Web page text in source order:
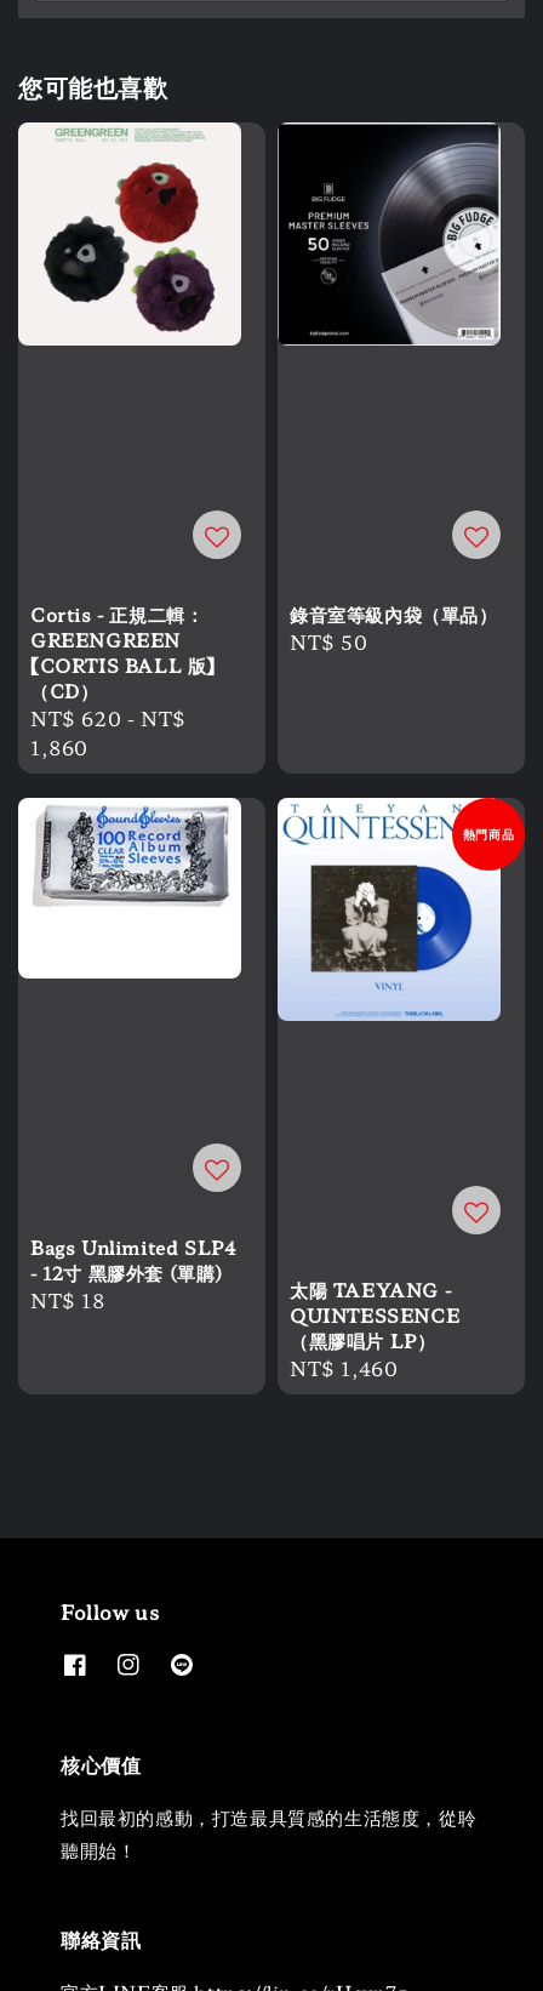
您可能也喜歡
Cortis - 正規二輯：
GREENGREEN
【CORTIS BALL 版】
（CD）
Regular
price
NT$ 620 -NT$
1,860
錄音室等級內袋（單品）
Regular
NT$ 50
Bags Unlimited SLP4
- 12寸 黑膠外套 (單購)
Regular
NT$ 18
熱門商品
太陽 TAEYANG -
QUINTESSENCE
（黑膠唱片 LP）
Regular
price
NT$ 1,460
Follow us
核心價值
找回最初的感動，打造最具質感的生活態度，從聆
聽開始！
聯絡資訊